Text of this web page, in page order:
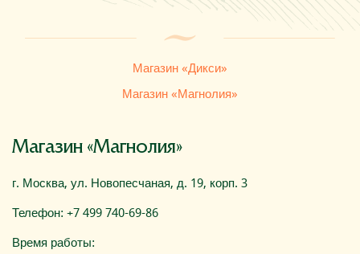
Магазин «Дикси»
Магазин «Магнолия»
Магазин «Магнолия»
г. Москва, ул. Новопесчаная, д. 19, корп. 3
Телефон: +7 499 740-69-86
Время работы: